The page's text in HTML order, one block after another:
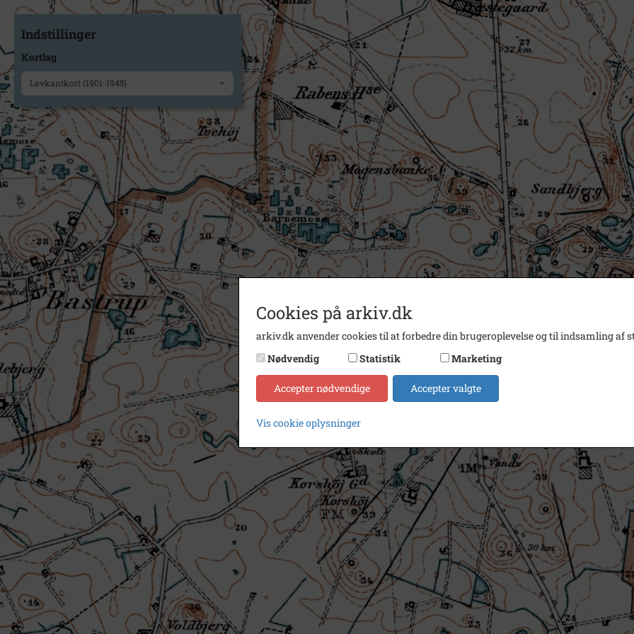
Indstillinger
Kortlag
Lavkantkort (1901-1945)
Cookies på arkiv.dk
arkiv.dk anvender cookies til at forbedre din brugeroplevelse og til indsamling af
Nødvendig
Statistik Marketing
Accepter nødvendige Accepter valgte
Vis cookie oplysninger